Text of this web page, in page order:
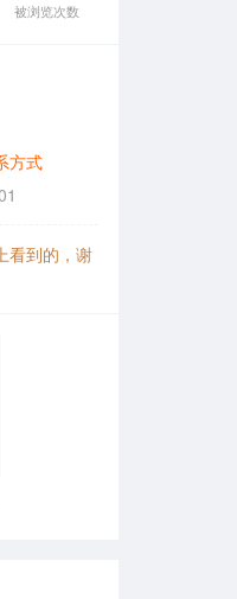
被浏览次数
方式
看到的，谢